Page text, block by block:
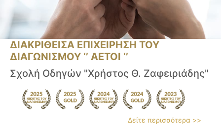
ΔΙΑΚΡΙΘΕΙΣΑ ΕΠΙΧΕΙΡΗΣΗ ΤΟΥ
ΔΙΑΓΩΝΙΣΜΟΥ ‘’ ΑΕΤΟΙ ‘’
Σχολή Οδηγών "Χρήστος Θ. Ζαφειριάδης"
Δείτε περισσότερα >>